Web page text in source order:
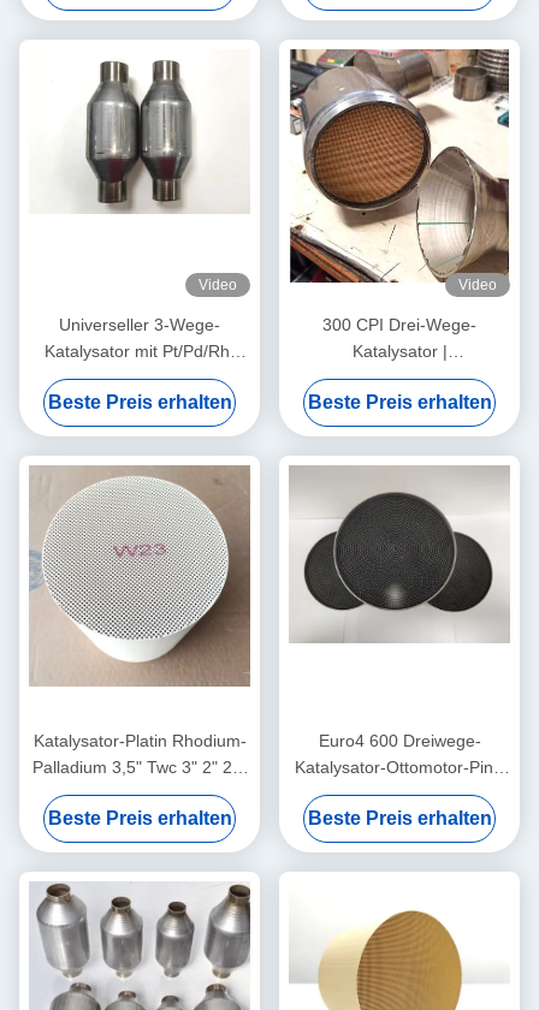
Video
Universeller 3-Wege-
Katalysator mit Pt/Pd/Rh-
Zelle, Größen von 2,5"/3 Zoll
Beste Preis erhalten
Video
300 CPI Drei-Wege-
Katalysator |
Abgasreinigungssystem für
Kraftfahrzeuge | Erfüllt
EURO 6-Normen
Beste Preis erhalten
Katalysator-Platin Rhodium-
Palladium 3,5" Twc 3" 2" 2,5
Zellkatalysator des Zoll-200
Beste Preis erhalten
Euro4 600 Dreiwege-
Katalysator-Ottomotor-Pint-
PD-relative Feuchtigkeit der
Zellen3 metallisch
Beste Preis erhalten